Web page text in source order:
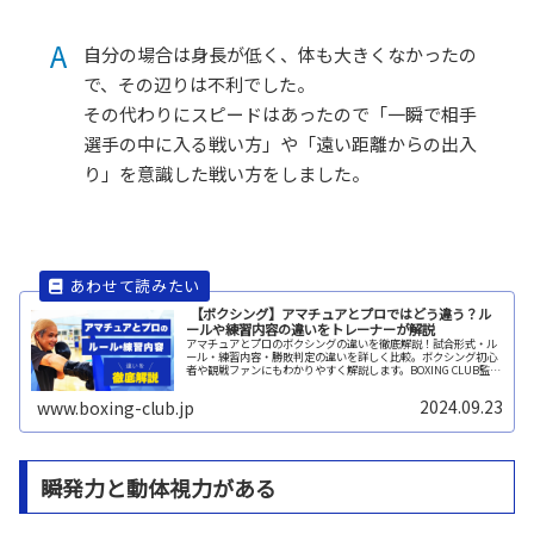
A
自分の場合は身長が低く、体も大きくなかったの
で、その辺りは不利でした。
その代わりにスピードはあったので「一瞬で相手
選手の中に入る戦い方」や「遠い距離からの出入
り」を意識した戦い方をしました。
【ボクシング】アマチュアとプロではどう違う？ル
ールや練習内容の違いをトレーナーが解説
アマチュアとプロのボクシングの違いを徹底解説！試合形式・ル
ール・練習内容・勝敗判定の違いを詳しく比較。ボクシング初心
者や観戦ファンにもわかりやすく解説します。BOXING CLUB監
www.boxing-club.jp 2024.09.23
瞬発力と動体視力がある